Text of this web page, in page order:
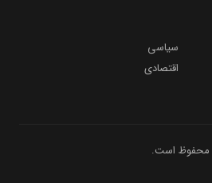
سیاسی
اقتصادی
محفوظ است.